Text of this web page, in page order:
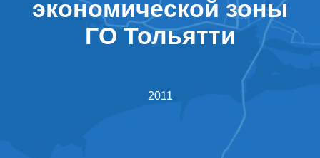
экономической зоны
ГО Тольятти
2011